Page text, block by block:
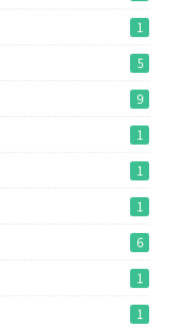
1
5
9
1
1
1
6
1
1